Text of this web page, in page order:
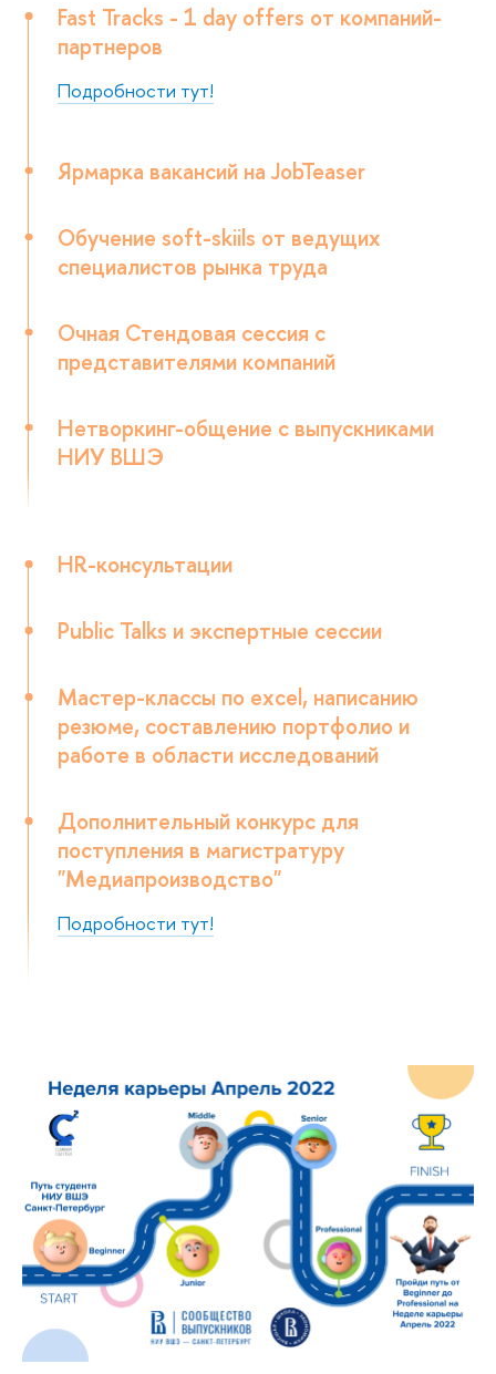
Fast Tracks - 1 day offers от компаний-
партнеров
Подробности тут!
Ярмарка вакансий на JobTeaser
Обучение soft-skiils от ведущих
специалистов рынка труда
Очная Стендовая сессия с
представителями компаний
Нетворкинг-общение с выпускниками
НИУ ВШЭ
HR-консультации
Public Talks и экспертные сессии
Мастер-классы по excel, написанию
резюме, составлению портфолио и
работе в области исследований
Дополнительный конкурс для
поступления в магистратуру
"Медиапроизводство"
Подробности тут!